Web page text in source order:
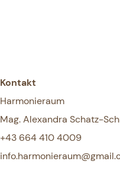
Kontakt
Harmonieraum
Mag. Alexandra Schatz-
+43 664 410 4009